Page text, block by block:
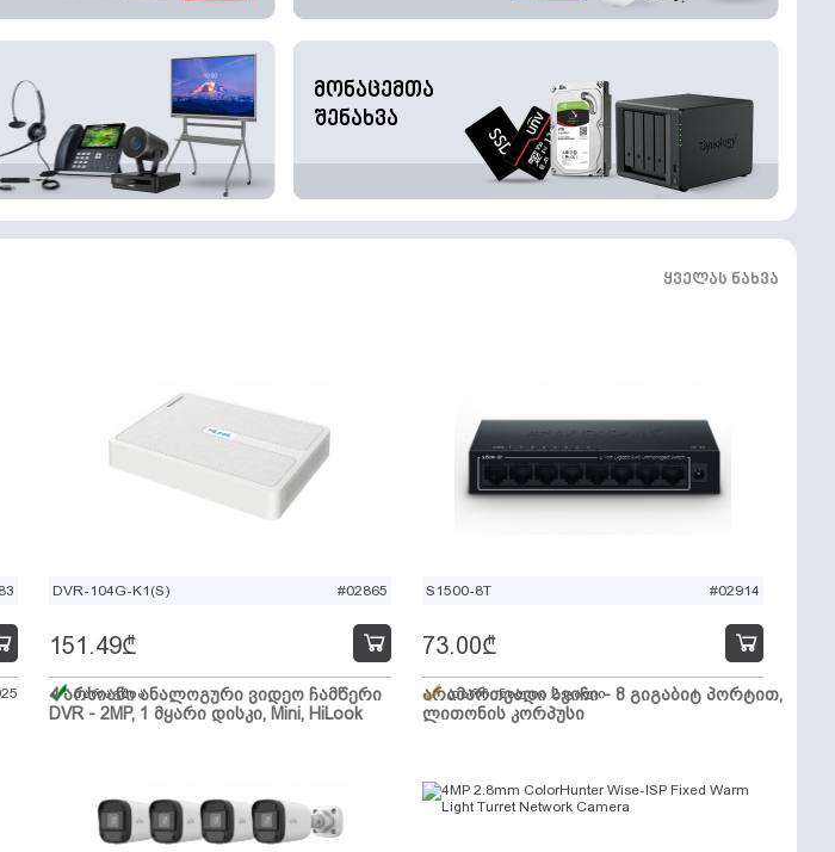
მონაცემთა
შენახვა
ყველას ნახვა
DVR-104G-K1(S) #02865
4 არხიანი ანალოგური ვიდეო ჩამწერი
DVR - 2MP, 1 მყარი დისკი, Mini, HiLook
151.49₾
მარაგშია
S1500-8T #02914
არამართვადი სვიჩი - 8 გიგაბიტ პორტით,
ლითონის კორპუსი
73.00₾
დარჩენილია 2 ცალი